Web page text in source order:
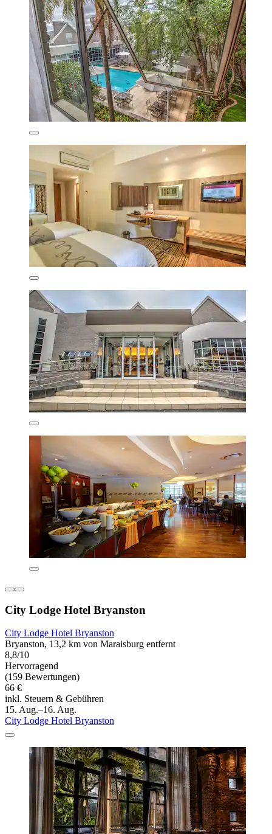
City Lodge Hotel Bryanston
City Lodge Hotel Bryanston
Bryanston, 13,2 km von Maraisburg entfernt
8,8/10
Hervorragend
(159 Bewertungen)
66 €
inkl. Steuern & Gebühren
15. Aug.–16. Aug.
City Lodge Hotel Bryanston